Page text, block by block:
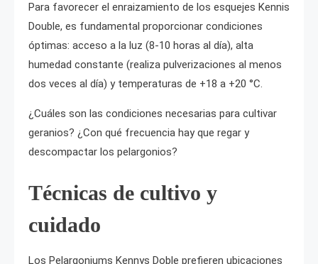
Para favorecer el enraizamiento de los esquejes Kennis
Double, es fundamental proporcionar condiciones
óptimas: acceso a la luz (8-10 horas al día), alta
humedad constante (realiza pulverizaciones al menos
dos veces al día) y temperaturas de +18 a +20 °C.
¿Cuáles son las condiciones necesarias para cultivar
geranios? ¿Con qué frecuencia hay que regar y
descompactar los pelargonios?
Técnicas de cultivo y
cuidado
Los Pelargoniums Kennys Doble prefieren ubicaciones